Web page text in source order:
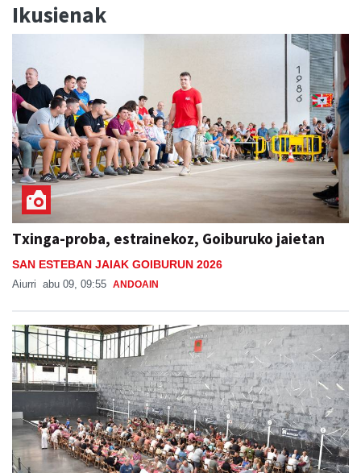
Ikusienak
Txinga-proba, estrainekoz, Goiburuko jaietan
SAN ESTEBAN JAIAK GOIBURUN 2026
Aiurri abu 09, 09:55 ANDOAIN